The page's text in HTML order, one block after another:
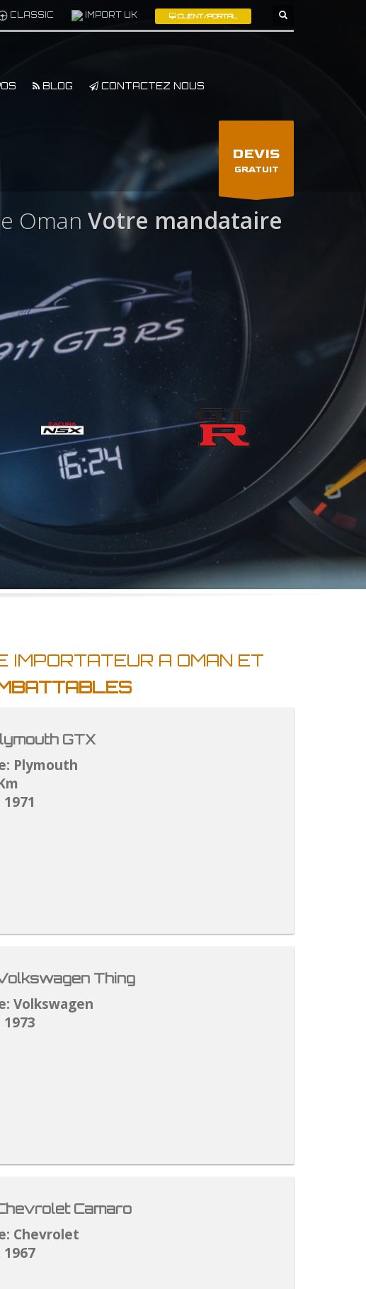
CLASSIC IMPORT UK CLIENT/PORTAL
BLOG CONTACTEZ NOUS
DEVIS
GRATUIT
Oman Votre mandataire
IMPORTATEUR A OMAN ET
GTX
Plymouth
Thing
Volkswagen
Camaro
Chevrolet